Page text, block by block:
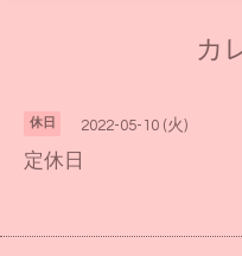
カ
休日 2022-05-10 (火)
定休日